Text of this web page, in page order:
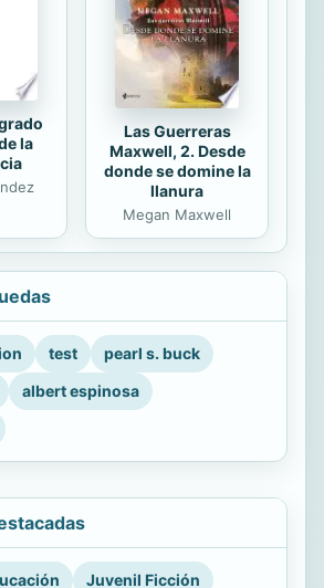
la
Las Guerreras
Maxwell, 2. Desde
donde se domine la
llanura
Megan Maxwell
test
pearl s. buck
albert espinosa
Juvenil Ficción